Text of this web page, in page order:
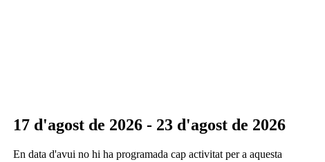
17 d'agost de 2026 - 23 d'agost de 2026
En data d'avui no hi ha programada cap activitat per a aquesta